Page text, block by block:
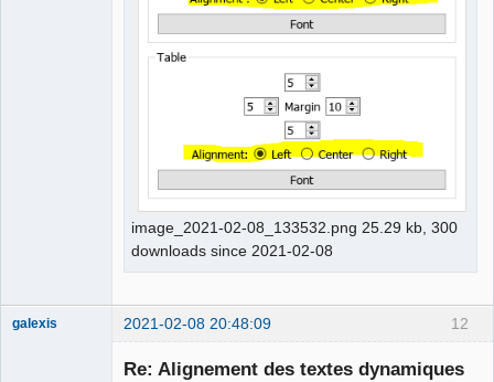
image_2021-02-08_133532.png 25.29 kb, 300
downloads since 2021-02-08
12
galexis 2021-02-08 20:48:09
Re: Alignement des textes dynamiques